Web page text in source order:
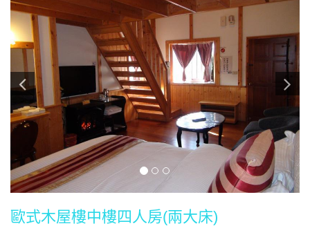
歐式木屋樓中樓四人房(兩大床)